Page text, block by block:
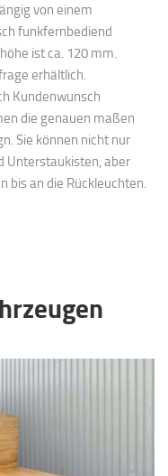
von einem
funkfernbediend
ist ca. 120 mm.
erhältlich.
Kundenwunsch
die genauen maßen
Sie können nicht nur
Unterstaukisten, aber
bis an die Rückleuchten.